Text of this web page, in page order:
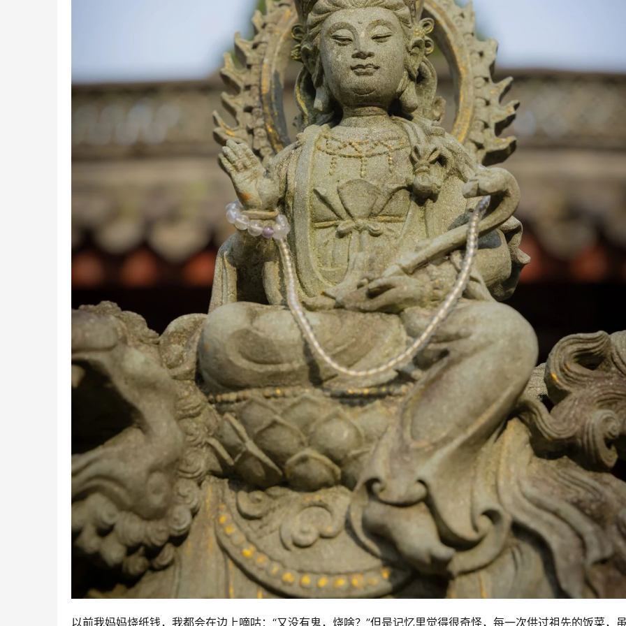
以前我妈妈烧纸钱，我都会在边上嘀咕：“又没有鬼，烧啥？”但是记忆里觉得很奇怪，每一次供过祖先的饭菜，